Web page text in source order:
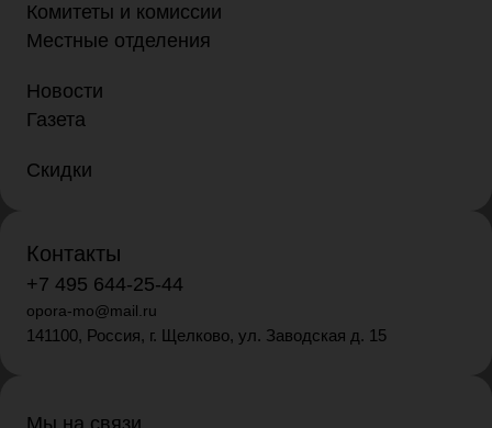
Комитеты и комиссии
Местные отделения
Новости
Газета
Скидки
Контакты
+7 495 644-25-44
opora-mo@mail.ru
141100, Россия, г. Щелково, ул. Заводская д. 15